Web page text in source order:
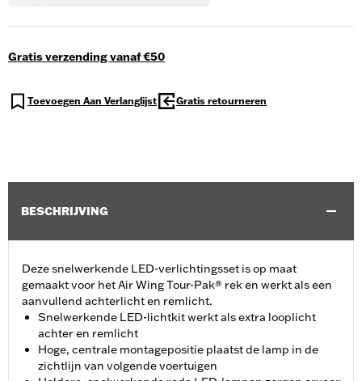
Gratis verzending vanaf €50
Toevoegen Aan Verlanglijst Gratis retourneren
BESCHRIJVING
Deze snelwerkende LED-verlichtingsset is op maat
gemaakt voor het Air Wing Tour-Pak® rek en werkt als een
aanvullend achterlicht en remlicht.
Snelwerkende LED-lichtkit werkt als extra looplicht
achter en remlicht
Hoge, centrale montagepositie plaatst de lamp in de
zichtlijn van volgende voertuigen